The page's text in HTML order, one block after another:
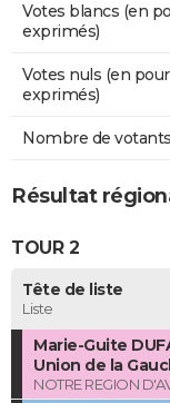
Votes blancs (en
exprimés)
Votes nuls (en
exprimés)
Nombre de votants
Résultat
TOUR 2
Tête de liste
Liste
Marie-Guite
Union de la
NOTRE REGION